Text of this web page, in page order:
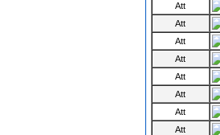
Att
Att
Att
Att
Att
Att
Att
Att